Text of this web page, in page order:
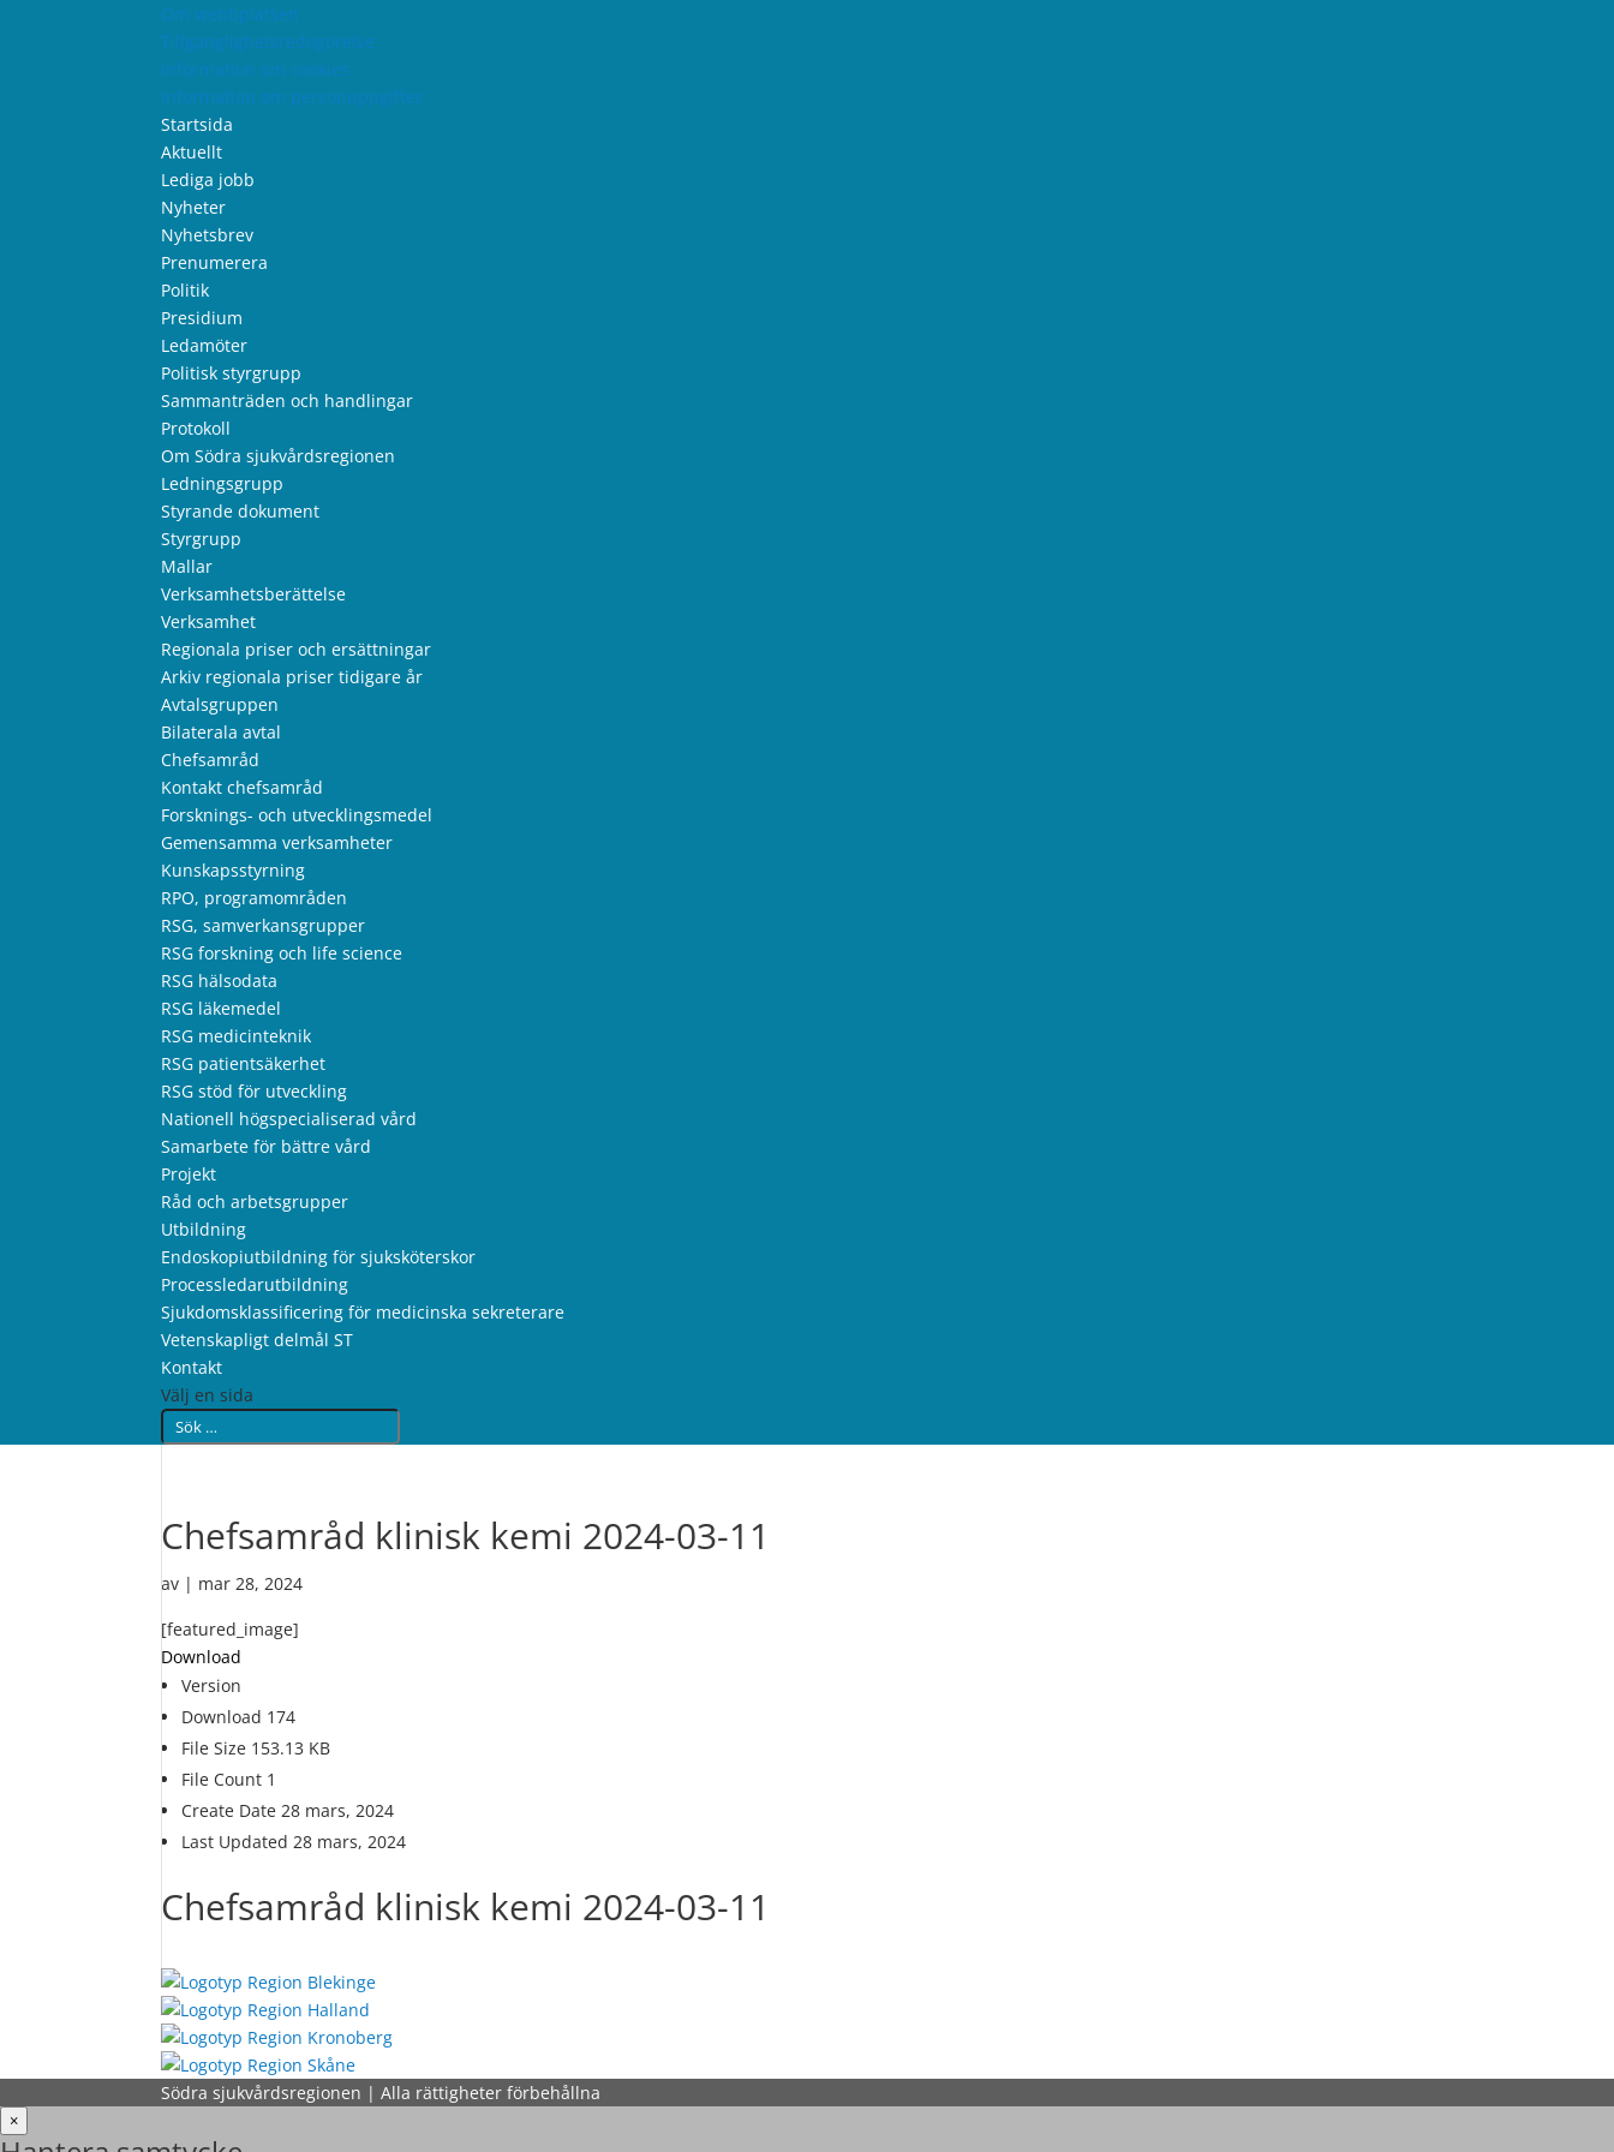
Om webbplatsen
Tillgänglighetsredogörelse
Information om cookies
Information om personuppgifter
Startsida
Aktuellt
Lediga jobb
Nyheter
Nyhetsbrev
Prenumerera
Politik
Presidium
Ledamöter
Politisk styrgrupp
Sammanträden och handlingar
Protokoll
Om Södra sjukvårdsregionen
Ledningsgrupp
Styrande dokument
Styrgrupp
Mallar
Verksamhetsberättelse
Verksamhet
Regionala priser och ersättningar
Arkiv regionala priser tidigare år
Avtalsgruppen
Bilaterala avtal
Chefsamråd
Kontakt chefsamråd
Forsknings- och utvecklingsmedel
Gemensamma verksamheter
Kunskapsstyrning
RPO, programområden
RSG, samverkansgrupper
RSG forskning och life science
RSG hälsodata
RSG läkemedel
RSG medicinteknik
RSG patientsäkerhet
RSG stöd för utveckling
Nationell högspecialiserad vård
Samarbete för bättre vård
Projekt
Råd och arbetsgrupper
Utbildning
Endoskopiutbildning för sjuksköterskor
Processledarutbildning
Sjukdomsklassificering för medicinska sekreterare
Vetenskapligt delmål ST
Kontakt
Välj en sida
Chefsamråd klinisk kemi 2024-03-11
av | mar 28, 2024
[featured_image]
Download
Version
Download 174
File Size 153.13 KB
File Count 1
Create Date28 mars, 2024
Last Updated28 mars, 2024
Chefsamråd klinisk kemi 2024-03-11
Södra sjukvårdsregionen | Alla rättigheter förbehållna
×